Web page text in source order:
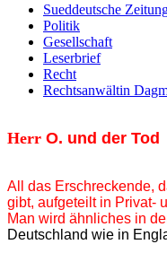
Sueddeutsche
Politik
Gesellschaft
Leserbrief
Recht
Rechtsanwältin
Herr O. und der Tod
All das Erschreckende,
gibt, aufgeteilt in Privat-
Man wird ähnliches in
Deutschland wie in